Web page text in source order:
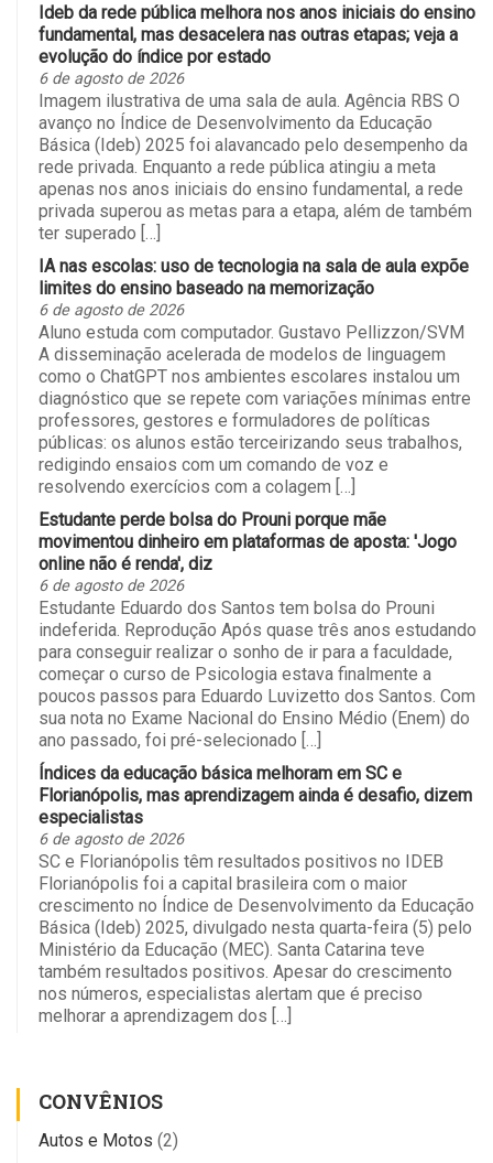
Ideb da rede pública melhora nos anos iniciais do ensino
fundamental, mas desacelera nas outras etapas; veja a
evolução do índice por estado
6 de agosto de 2026
Imagem ilustrativa de uma sala de aula. Agência RBS O
avanço no Índice de Desenvolvimento da Educação
Básica (Ideb) 2025 foi alavancado pelo desempenho da
rede privada. Enquanto a rede pública atingiu a meta
apenas nos anos iniciais do ensino fundamental, a rede
privada superou as metas para a etapa, além de também
ter superado […]
IA nas escolas: uso de tecnologia na sala de aula expõe
limites do ensino baseado na memorização
6 de agosto de 2026
Aluno estuda com computador. Gustavo Pellizzon/SVM
A disseminação acelerada de modelos de linguagem
como o ChatGPT nos ambientes escolares instalou um
diagnóstico que se repete com variações mínimas entre
professores, gestores e formuladores de políticas
públicas: os alunos estão terceirizando seus trabalhos,
redigindo ensaios com um comando de voz e
resolvendo exercícios com a colagem […]
Estudante perde bolsa do Prouni porque mãe
movimentou dinheiro em plataformas de aposta: 'Jogo
online não é renda', diz
6 de agosto de 2026
Estudante Eduardo dos Santos tem bolsa do Prouni
indeferida. Reprodução Após quase três anos estudando
para conseguir realizar o sonho de ir para a faculdade,
começar o curso de Psicologia estava finalmente a
poucos passos para Eduardo Luvizetto dos Santos. Com
sua nota no Exame Nacional do Ensino Médio (Enem) do
ano passado, foi pré-selecionado […]
Índices da educação básica melhoram em SC e
Florianópolis, mas aprendizagem ainda é desafio, dizem
especialistas
6 de agosto de 2026
SC e Florianópolis têm resultados positivos no IDEB
Florianópolis foi a capital brasileira com o maior
crescimento no Índice de Desenvolvimento da Educação
Básica (Ideb) 2025, divulgado nesta quarta-feira (5) pelo
Ministério da Educação (MEC). Santa Catarina teve
também resultados positivos. Apesar do crescimento
nos números, especialistas alertam que é preciso
melhorar a aprendizagem dos […]
CONVÊNIOS
Autos e Motos (2)